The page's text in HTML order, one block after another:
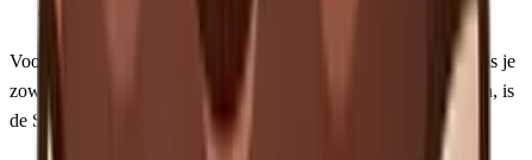
Bewezen track record van jarenlange betrouwbaarheid
Voor puur filterkoffie blijft de Encore onze aanbeveling. Maar als je
zowel espresso als filter wilt malen zonder twee molens te kopen, is
de Smart Grinder Pro een logische keuze.